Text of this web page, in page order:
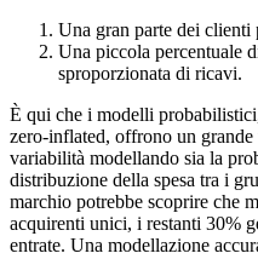
Una gran parte dei clienti
Una piccola percentuale
sproporzionata di ricavi.
È qui che i modelli
zero-inflated, offrono un
variabilità modellando sia la
distribuzione della spesa tra i
marchio potrebbe scoprire che
acquirenti unici, i restanti 30%
entrate. Una modellazione